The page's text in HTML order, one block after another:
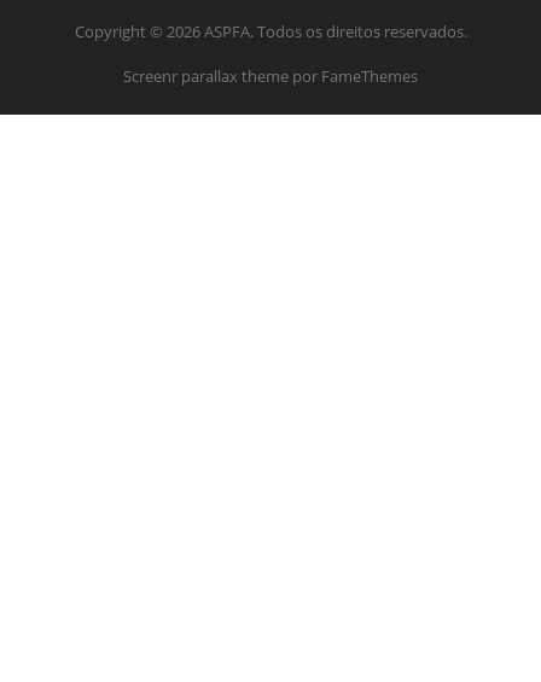
Copyright © 2026 ASPFA. Todos os direitos reservados.
Screenr parallax theme por FameThemes